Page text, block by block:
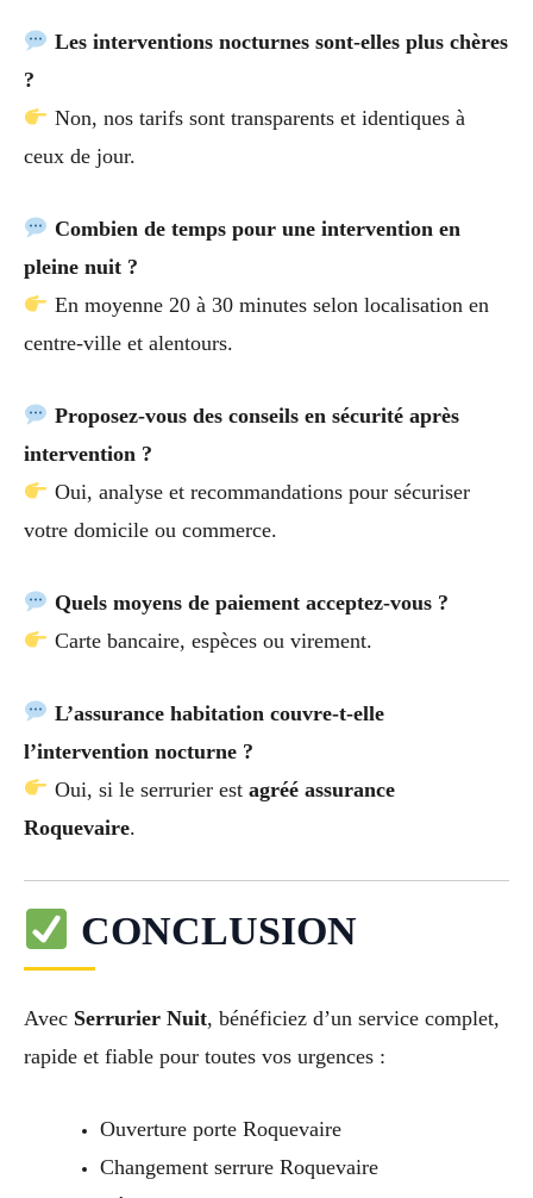
Les interventions nocturnes sont-elles plus chères
?
Non, nos tarifs sont transparents et identiques à
ceux de jour.
Combien de temps pour une intervention en
pleine nuit ?
En moyenne 20 à 30 minutes selon localisation en
centre-ville et alentours.
Proposez-vous des conseils en sécurité après
intervention ?
Oui, analyse et recommandations pour sécuriser
votre domicile ou commerce.
Quels moyens de paiement acceptez-vous ?
Carte bancaire, espèces ou virement.
L’assurance habitation couvre-t-elle
l’intervention nocturne ?
Oui, si le serrurier est agréé assurance
Roquevaire.
CONCLUSION
Avec Serrurier Nuit, bénéficiez d’un service complet,
rapide et fiable pour toutes vos urgences :
Ouverture porte Roquevaire
Changement serrure Roquevaire